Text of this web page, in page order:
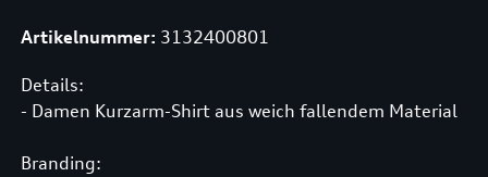
Artikelnummer: 3132400801
Details:
- Damen Kurzarm-Shirt aus weich fallendem Material
Branding: